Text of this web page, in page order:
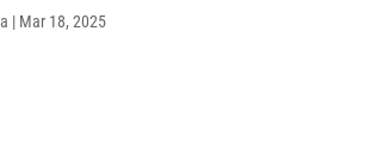
| Mar 18, 2025